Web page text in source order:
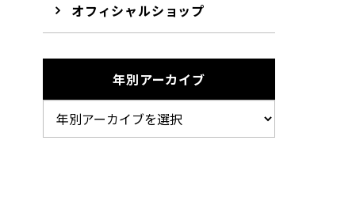
オフィシャルショップ
年別アーカイブ